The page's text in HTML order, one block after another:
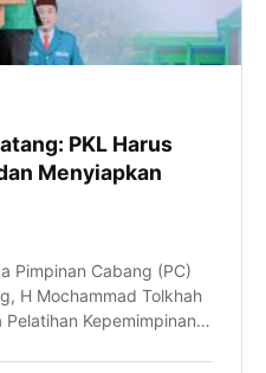
PKL Harus
Menyiapkan
Pimpinan Cabang (PC)
H Mochammad Tolkhah
Kepemimpinan